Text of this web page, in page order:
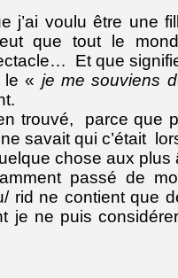
j’ai voulu être une
que tout le
Et que
le « je me souviens
trouvé, parce que
ne savait qui c’était
chose aux
passé de
rid ne contient que
je ne puis